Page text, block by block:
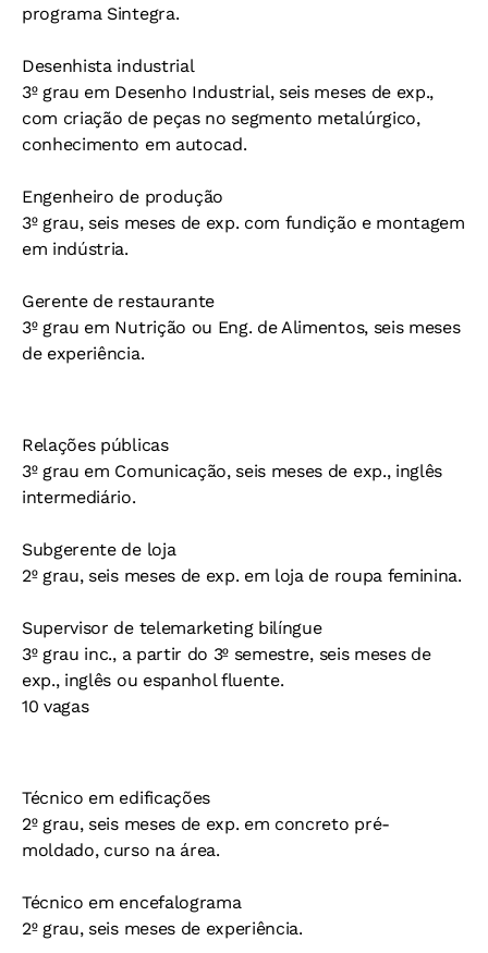
programa Sintegra.
Desenhista industrial
3º grau em Desenho Industrial, seis meses de exp.,
com criação de peças no segmento metalúrgico,
conhecimento em autocad.
Engenheiro de produção
3º grau, seis meses de exp. com fundição e montagem
em indústria.
Gerente de restaurante
3º grau em Nutrição ou Eng. de Alimentos, seis meses
de experiência.
Relações públicas
3º grau em Comunicação, seis meses de exp., inglês
intermediário.
Subgerente de loja
2º grau, seis meses de exp. em loja de roupa feminina.
Supervisor de telemarketing bilíngue
3º grau inc., a partir do 3º semestre, seis meses de
exp., inglês ou espanhol fluente.
10 vagas
Técnico em edificações
2º grau, seis meses de exp. em concreto pré-
moldado, curso na área.
Técnico em encefalograma
2º grau, seis meses de experiência.